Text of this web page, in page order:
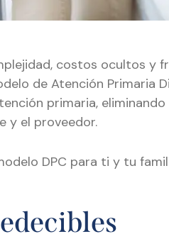
costos ocultos y
de Atención Primaria
primaria,
y el proveedor.
DPC para ti y tu